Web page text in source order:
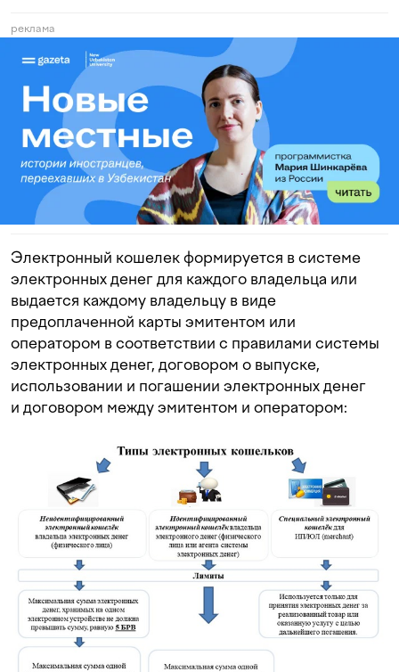
реклама
Электронный кошелек формируется в системе
электронных денег для каждого владельца или
выдается каждому владельцу в виде
предоплаченной карты эмитентом или
оператором в соответствии с правилами системы
электронных денег, договором о выпуске,
использовании и погашении электронных денег
и договором между эмитентом и оператором: